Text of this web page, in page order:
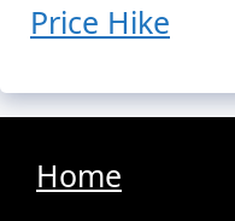
Price Hike
Home